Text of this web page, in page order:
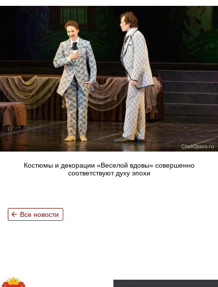
Костюмы и декорации «Веселой вдовы» совершенно
соответствуют духу эпохи
arrow_back Все новости